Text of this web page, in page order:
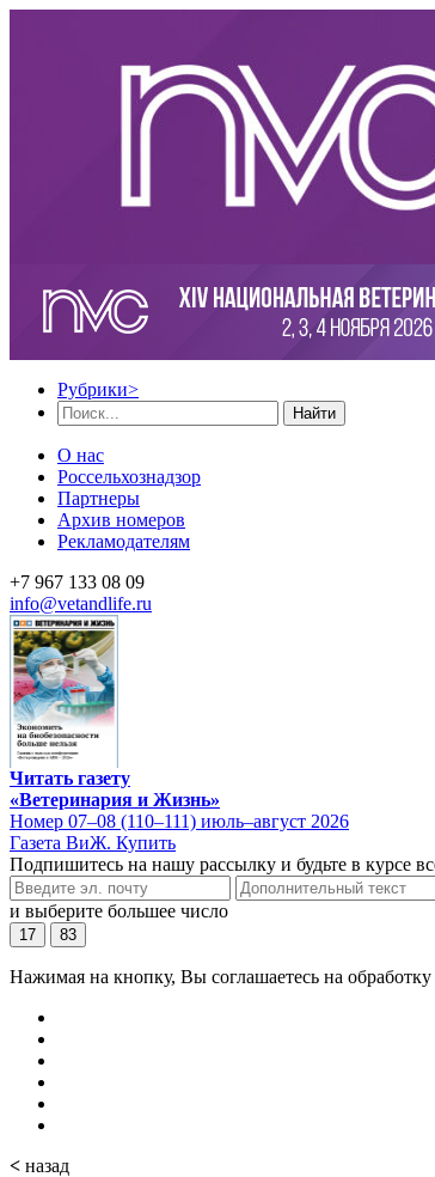
Рубрики>
Найти
О нас
Россельхознадзор
Партнеры
Архив номеров
Рекламодателям
+7 967 133 08 09
info@vetandlife.ru
Читать газету
«Ветеринария и Жизнь»
Номер 07–08 (110–111) июль–август 2026
Газета ВиЖ. Купить
Подпишитесь на нашу рассылку и будьте в курсе
и выберите большее число
17 83
Нажимая на кнопку, Вы соглашаетесь на
< назад